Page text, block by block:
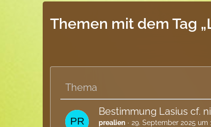
Themen mit dem Tag
Thema
Bestimmung Lasius cf.
prealien
29. September 2025 um